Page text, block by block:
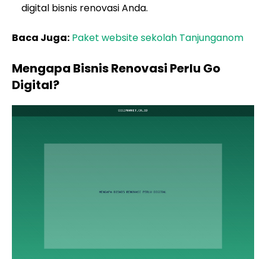
digital bisnis renovasi Anda.
Baca Juga: Paket website sekolah Tanjunganom
Mengapa Bisnis Renovasi Perlu Go
Digital?